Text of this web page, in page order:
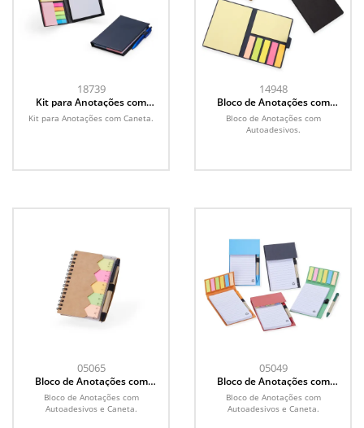
18739
Kit para Anotações com
Caneta
Kit para Anotações com Caneta.
14948
Bloco de Anotações com
Autoadesivos
Bloco de Anotações com
Autoadesivos.
05065
Bloco de Anotações com
Autoadesivos e Caneta
Bloco de Anotações com
Autoadesivos e Caneta.
05049
Bloco de Anotações com
Autoadesivos e Caneta
Bloco de Anotações com
Autoadesivos e Caneta.